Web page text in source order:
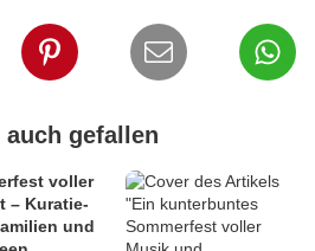
auch gefallen
voller
– Kuratie-
und